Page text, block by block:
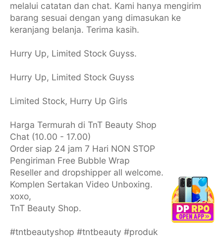
melalui catatan dan chat. Kami hanya mengirim
barang sesuai dengan yang dimasukan ke
keranjang belanja. Terima kasih.
Hurry Up, Limited Stock Guyss.
Hurry Up, Limited Stock Guyss
Limited Stock, Hurry Up Girls
Harga Termurah di TnT Beauty Shop
Chat (10.00 - 17.00)
Order siap 24 jam 7 Hari NON STOP
Pengiriman Free Bubble Wrap
Reseller and dropshipper all welcome.
Komplen Sertakan Video Unboxing.
xoxo,
TnT Beauty Shop.
#tntbeautyshop #tntbeauty #produk